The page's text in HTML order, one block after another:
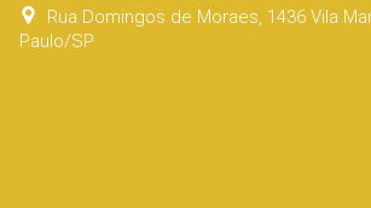

Rua Domingos de Moraes, 1436 Vila
Paulo/SP